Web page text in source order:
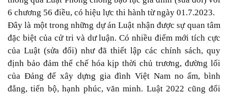
6 chương 56 điều, có hiệu lực thi hành từ ngày 01.7.2023.
Đây là một trong những dự án Luật nhận được sự quan tâm
đặc biệt của cử tri và dư luận. Có nhiều điểm mới tích cực
của Luật (sửa đổi) như đã thiết lập các chính sách, quy
định bảo đảm thể chế hóa kịp thời chủ trương, đường lối
của Đảng để xây dựng gia đình Việt Nam no ấm, bình
đẳng, tiến bộ, hạnh phúc, văn minh. Luật 2022 cũng đổi